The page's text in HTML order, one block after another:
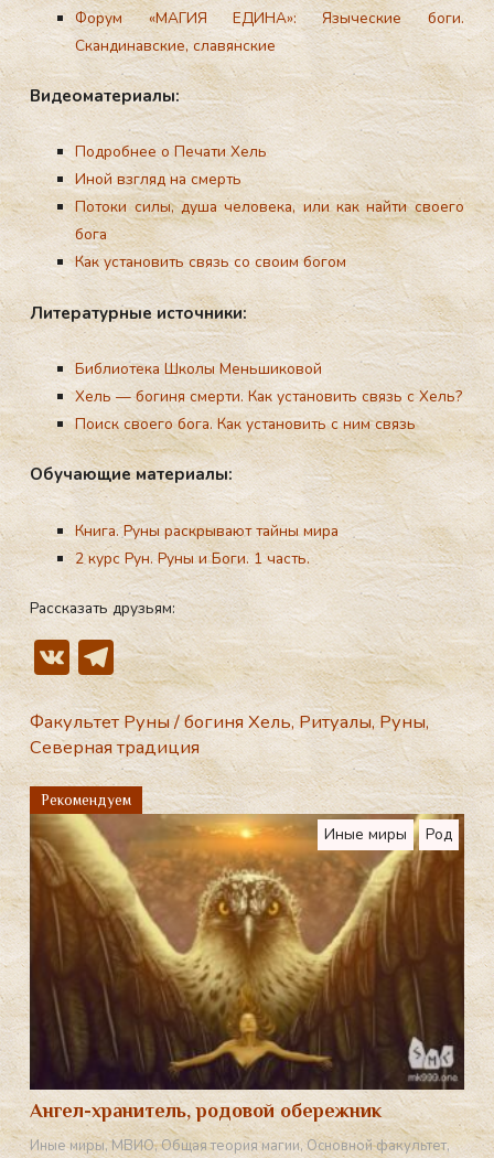
Форум «МАГИЯ ЕДИНА»:Языческие боги.
Скандинавские, славянские
Ви­де­ома­тери­алы:
Подробнее о Печати Хель
Иной взгляд на смерть
Потоки силы, душа человека, или как найти своего
бога
Как установить связь со своим богом
Ли­тера­тур­ные ис­точни­ки:
Библиотека Школы Меньшиковой
Хель — богиня смерти. Как установить связь с Хель?
Поиск своего бога. Как установить с ним связь
Обу­ча­ющие ма­тери­алы:
Книга. Руны раскрывают тайны мира
2 курс Рун. Руны и Боги. 1 часть.
Рассказать друзьям:
V
K
T
el
e
gr
a
Факультет Руны/богиня Хель,Ритуалы,Руны,
Северная традиция
Рекомендуем
Иные миры Род
Ангел-хранитель, родовой обережник
Иные миры,МВИО,Общая теория магии,Основной факультет,